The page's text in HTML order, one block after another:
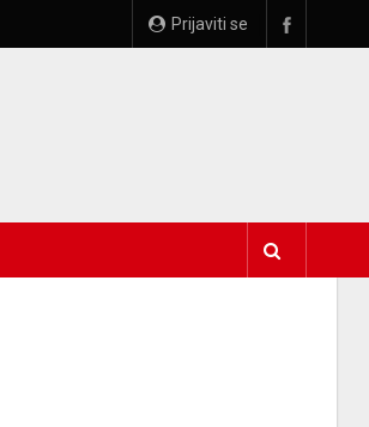
Prijaviti se